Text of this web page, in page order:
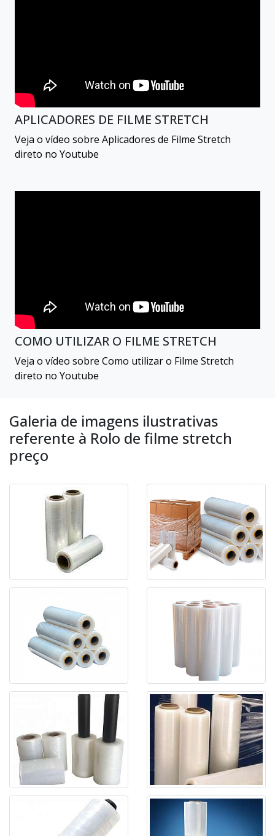
APLICADORES DE FILME STRETCH
Veja o vídeo sobre Aplicadores de Filme Stretch
direto no Youtube
COMO UTILIZAR O FILME STRETCH
Veja o vídeo sobre Como utilizar o Filme Stretch
direto no Youtube
Galeria de imagens ilustrativas
referente à Rolo de filme stretch
preço